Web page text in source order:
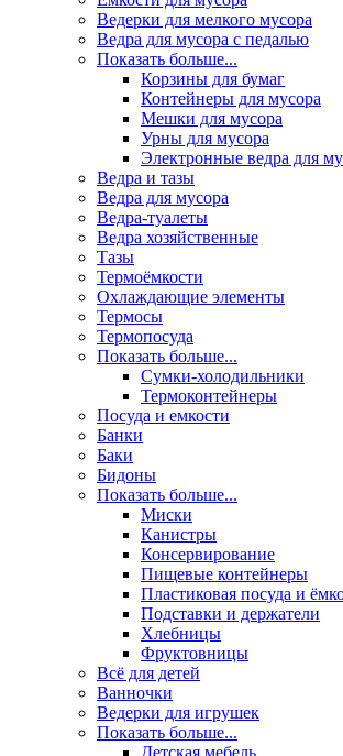
Ведерки для мелкого мусора
Ведра для мусора с педалью
Показать больше...
Корзины для бумаг
Контейнеры для мусора
Мешки для мусора
Урны для мусора
Электронные ведра для
Ведра и тазы
Ведра для мусора
Ведра-туалеты
Ведра хозяйственные
Тазы
Термоёмкости
Охлаждающие элементы
Термосы
Термопосуда
Показать больше...
Сумки-холодильники
Термоконтейнеры
Посуда и емкости
Банки
Баки
Бидоны
Показать больше...
Миски
Канистры
Консервирование
Пищевые контейнеры
Пластиковая посуда и
Подставки и держатели
Хлебницы
Фруктовницы
Всё для детей
Ванночки
Ведерки для игрушек
Показать больше...
Детская мебель